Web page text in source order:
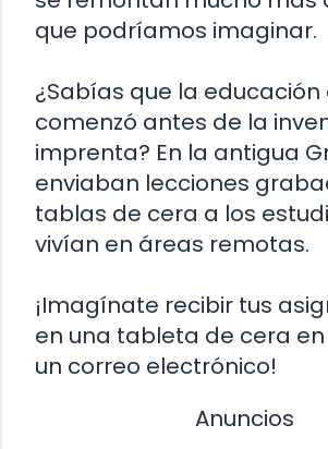
que podríamos imaginar.
¿Sabías que la
comenzó antes de la
imprenta? En la antigua
enviaban lecciones
tablas de cera a los
vivían en áreas remotas.
¡Imagínate recibir tus
en una tableta de cera
un correo electrónico!
Anuncios